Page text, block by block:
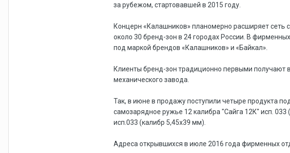
за рубежом, стартовавшей в 2015 году.
Концерн «Калашников» планомерно расширяет сеть
около 30 бренд-зон в 24 городах России. В
под маркой брендов «Калашников» и «Байкал».
Клиенты бренд-зон традиционно первыми получают
механического завода.
Так, в июне в продажу поступили четыре продукта
самозарядное ружье 12 калибра "Сайга 12К" исп.
исп.033 (калибр 5,45х39 мм).
Адреса открывшихся в июле 2016 года фирменных